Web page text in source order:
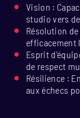
Vision :
studio vers
Résolution
efficacement
Esprit
de respect
Résilience :
aux échecs